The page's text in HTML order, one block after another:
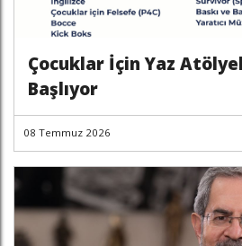
Çocuklar İçin Yaz
Başlıyor
08 Temmuz 2026